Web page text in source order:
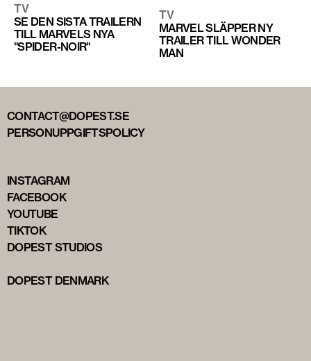
TV
SE DEN SISTA TRAILERN
TILL MARVELS NYA
"SPIDER-NOIR"
TV
MARVEL SLÄPPER NY
TRAILER TILL WONDER
MAN
CONTACT@DOPEST.SE
PERSONUPPGIFTSPOLICY
INSTAGRAM
FACEBOOK
YOUTUBE
TIKTOK
DOPEST STUDIOS
DOPEST DENMARK